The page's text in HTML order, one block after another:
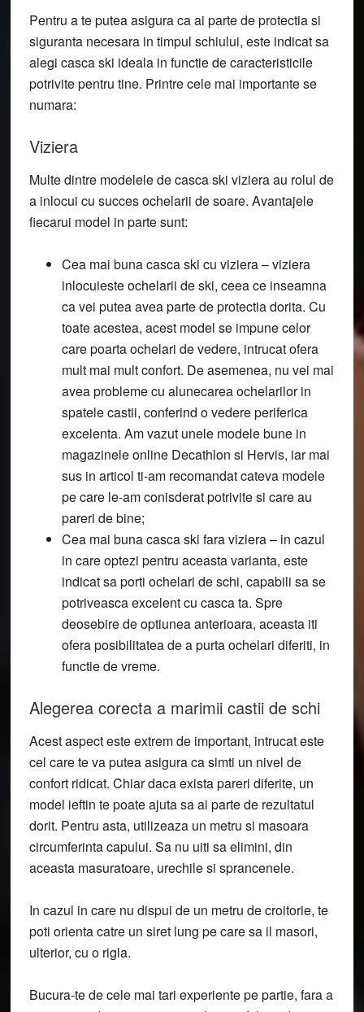
Pentru a te putea asigura ca ai parte de protectia si
siguranta necesara in timpul schiului, este indicat sa
alegi casca ski ideala in functie de caracteristicile
potrivite pentru tine. Printre cele mai importante se
numara:
Viziera
Multe dintre modelele de casca ski viziera au rolul de
a inlocui cu succes ochelarii de soare. Avantajele
fiecarui model in parte sunt:
Cea mai buna casca ski cu viziera– viziera
inlocuieste ochelarii de ski, ceea ce inseamna
ca vei putea avea parte de protectia dorita. Cu
toate acestea, acest model se impune celor
care poarta ochelari de vedere, intrucat ofera
mult mai mult confort. De asemenea, nu vei mai
avea probleme cu alunecarea ochelarilor in
spatele castii, conferind o vedere periferica
excelenta. Am vazut unele modele bune in
magazinele online Decathlon si Hervis, iar mai
sus in articol ti-am recomandat cateva modele
pe care le-am conisderat potrivite si care au
pareri de bine;
Cea mai buna casca ski fara viziera– in cazul
in care optezi pentru aceasta varianta, este
indicat sa porti ochelari de schi, capabili sa se
potriveasca excelent cu casca ta. Spre
deosebire de optiunea anterioara, aceasta iti
ofera posibilitatea de a purta ochelari diferiti, in
functie de vreme.
Alegerea corecta a marimii castii de schi
Acest aspect este extrem de important, intrucat este
cel care te va putea asigura ca simti un nivel de
confort ridicat. Chiar daca exista pareri diferite, un
model ieftin te poate ajuta sa ai parte de rezultatul
dorit. Pentru asta, utilizeaza un metru si masoara
circumferinta capului. Sa nu uiti sa elimini, din
aceasta masuratoare, urechile si sprancenele.
In cazul in care nu dispui de un metru de croitorie, te
poti orienta catre un siret lung pe care sa il masori,
ulterior, cu o rigla.
Bucura-te de cele mai tari experiente pe partie, fara a